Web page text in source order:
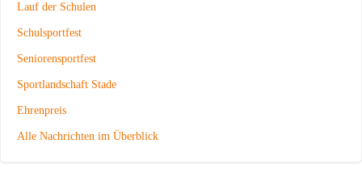
Lauf der Schulen
Schulsportfest
Seniorensportfest
Sportlandschaft Stade
Ehrenpreis
Alle Nachrichten im Überblick